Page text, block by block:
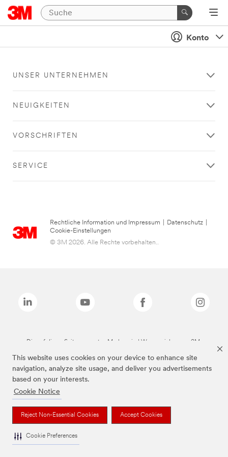
This website uses cookies on your device to enhance site
navigation, analyze site usage, and deliver you advertisements
based on your interests.
Cookie Notice
Reject Non-Essential Cookies Accept Cookies
Cookie Preferences
Konto
UNSER UNTERNEHMEN
NEUIGKEITEN
VORSCHRIFTEN
SERVICE
Rechtliche Information und Impressum Datenschutz
Cookie-Einstellungen
© 3M 2026. Alle Rechte vorbehalten..
Die auf dieser Seite genannten Marken sind Warenzeichen von 3M.